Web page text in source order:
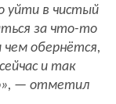
уйти в чистый
за что-то
обернётся,
и так
— отметил